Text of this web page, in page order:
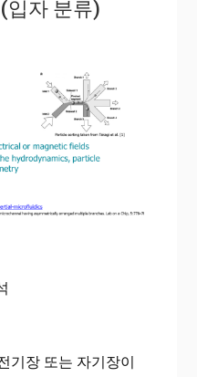
자 분류)
기장 또는 자기장이